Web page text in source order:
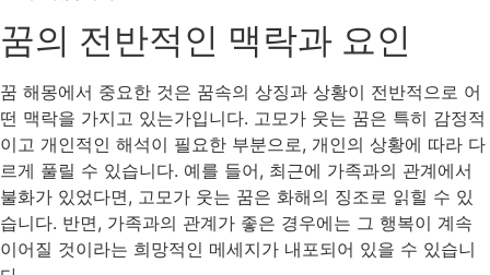
꿈의 전반적인 맥락과 요인
꿈 해몽에서 중요한 것은 꿈속의 상징과 상황이 전반적으로 어
떤 맥락을 가지고 있는가입니다. 고모가 웃는 꿈은 특히 감정적
이고 개인적인 해석이 필요한 부분으로, 개인의 상황에 따라 다
르게 풀릴 수 있습니다. 예를 들어, 최근에 가족과의 관계에서
불화가 있었다면, 고모가 웃는 꿈은 화해의 징조로 읽힐 수 있
습니다. 반면, 가족과의 관계가 좋은 경우에는 그 행복이 계속
이어질 것이라는 희망적인 메세지가 내포되어 있을 수 있습니